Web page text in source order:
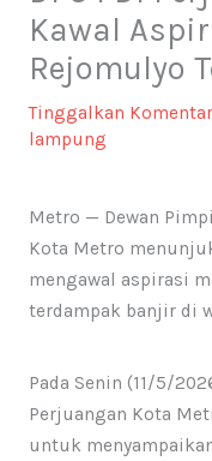
Kawal
Rejomulyo
Tinggalkan Komentar
lampung
Metro — Dewan
Kota Metro
mengawal aspirasi
terdampak banjir di
Pada Senin (11/5/
Perjuangan Kota
untuk